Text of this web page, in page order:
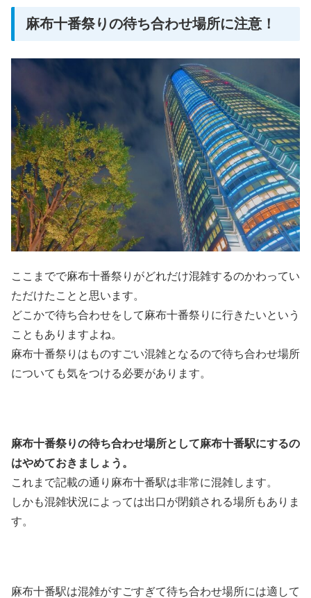
麻布十番祭りの待ち合わせ場所に注意！
ここまでで麻布十番祭りがどれだけ混雑するのかわってい
ただけたことと思います。
どこかで待ち合わせをして麻布十番祭りに行きたいという
こともありますよね。
麻布十番祭りはものすごい混雑となるので待ち合わせ場所
についても気をつける必要があります。
麻布十番祭りの待ち合わせ場所として麻布十番駅にするの
はやめておきましょう。
これまで記載の通り麻布十番駅は非常に混雑します。
しかも混雑状況によっては出口が閉鎖される場所もありま
す。
麻布十番駅は混雑がすごすぎて待ち合わせ場所には適して